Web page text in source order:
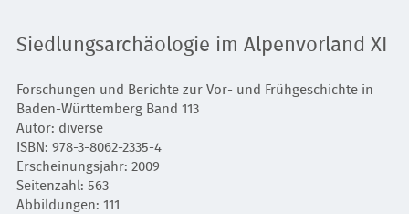
Siedlungsarchäologie im Alpenvorland XI
Forschungen und Berichte zur Vor- und Frühgeschichte in
Baden-Württemberg Band 113
Autor: diverse
ISBN: 978-3-8062-2335-4
Erscheinungsjahr: 2009
Seitenzahl: 563
Abbildungen: 111